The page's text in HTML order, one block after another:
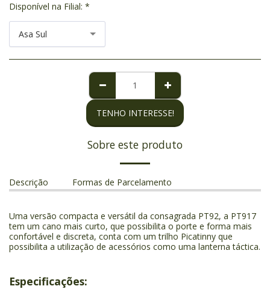
Disponível na Filial: *
Asa Sul
TENHO INTERESSE!
Sobre este produto
Descrição Formas de Parcelamento
Uma versão compacta e versátil da consagrada PT92, a PT917
tem um cano mais curto, que possibilita o porte e forma mais
confortável e discreta, conta com um trilho Picatinny que
possibilita a utilização de acessórios como uma lanterna táctica.
Especificações: